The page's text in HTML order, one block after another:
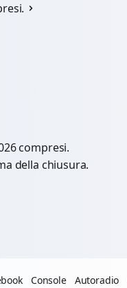
compresi.
della chiusura.
Console Autoradio